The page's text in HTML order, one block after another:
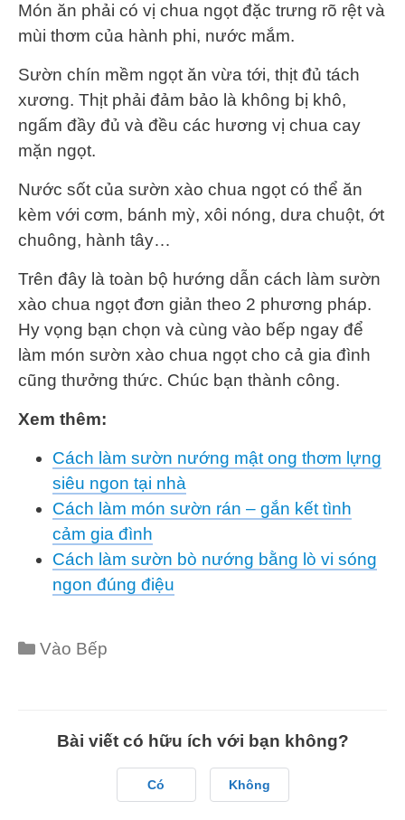
Món ăn phải có vị chua ngọt đặc trưng rõ rệt và
mùi thơm của hành phi, nước mắm.
Sườn chín mềm ngọt ăn vừa tới, thịt đủ tách
xương. Thịt phải đảm bảo là không bị khô,
ngấm đầy đủ và đều các hương vị chua cay
mặn ngọt.
Nước sốt của sườn xào chua ngọt có thể ăn
kèm với cơm, bánh mỳ, xôi nóng, dưa chuột, ớt
chuông, hành tây…
Trên đây là toàn bộ hướng dẫn cách làm sườn
xào chua ngọt đơn giản theo 2 phương pháp.
Hy vọng bạn chọn và cùng vào bếp ngay để
làm món sườn xào chua ngọt cho cả gia đình
cũng thưởng thức. Chúc bạn thành công.
Xem thêm:
Cách làm sườn nướng mật ong thơm lựng
siêu ngon tại nhà
Cách làm món sườn rán – gắn kết tình
cảm gia đình
Cách làm sườn bò nướng bằng lò vi sóng
ngon đúng điệu
Categories
Vào Bếp
Bài viết có hữu ích với bạn không?
Có Không